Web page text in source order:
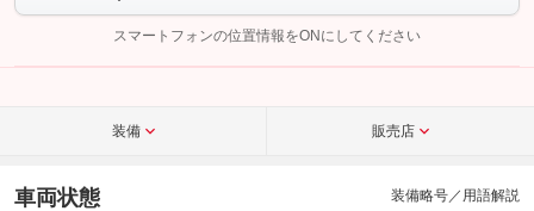
こちら
スマートフォンの位置情報をONにしてください
装備 販売店
車両状態 装備略号／用語解説